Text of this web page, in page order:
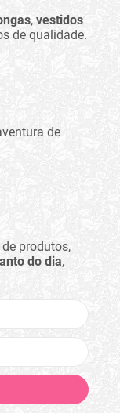
, vestidos
de qualidade.
de
de produtos,
do dia,